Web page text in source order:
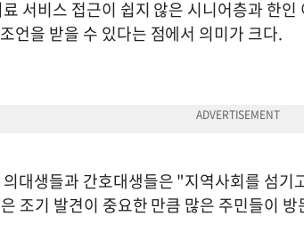
서비스 접근이 쉽지 않은 시니어층과 한
언을 받을 수 있다는 점에서 의미가 크다.
대생들과 간호대생들은 "지역사회를 섬기
조기 발견이 중요한 만큼 많은 주민들이